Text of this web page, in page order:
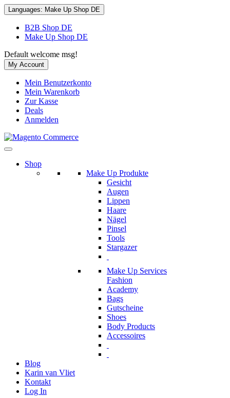
Languages: Make Up Shop DE
B2B Shop DE
Make Up Shop DE
Default welcome msg!
My Account
Mein Benutzerkonto
Mein Warenkorb
Zur Kasse
Deals
Anmelden
Shop
Make Up Produkte
Gesicht
Augen
Lippen
Haare
Nägel
Pinsel
Tools
Stargazer
Make Up Services
Fashion
Academy
Bags
Gutscheine
Shoes
Body Products
Accessoires
Blog
Karin van Vliet
Kontakt
Log In